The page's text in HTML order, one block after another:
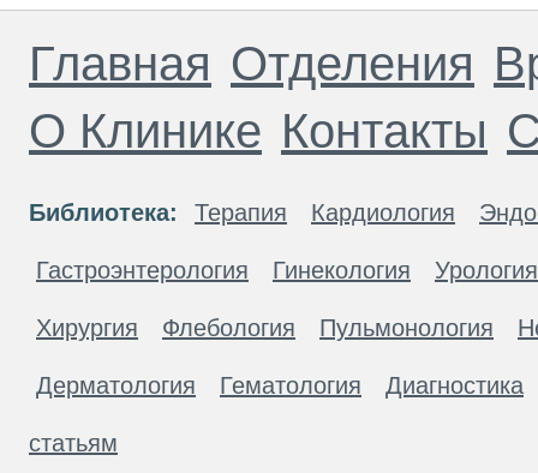
Главная Отделения
О Клинике Контакты
Библиотека: Терапия Кардиология
Гастроэнтерология Гинекология Урология
Хирургия Флебология Пульмонология
Дерматология Гематология Диагностика
статьям